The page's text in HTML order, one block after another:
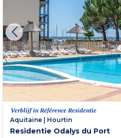
Verblijf in Référence Residentie
Aquitaine
Hourtin
Residentie Odalys du Port